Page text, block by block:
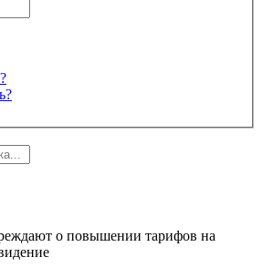
о повышении тарифов на